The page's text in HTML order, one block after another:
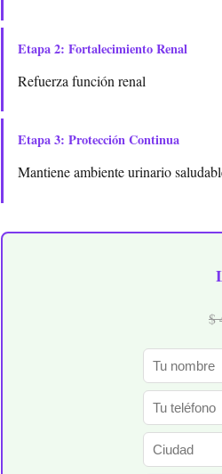
Etapa 2: Fortalecimiento Renal
Refuerza función renal
Etapa 3: Protección Continua
Mantiene ambiente urinario
$